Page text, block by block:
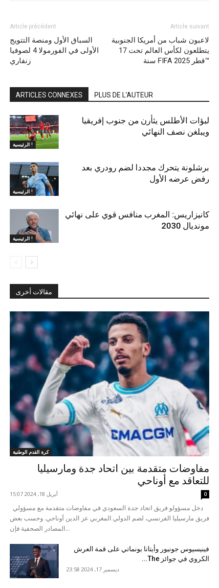
Article précédent
السباق الأول ومنصة التتويج
الأولى في الفورمولا 4 لصوفيا
زنفاري
Article suivant
لاعبون شباب من أمريكا الجنوبية
يتطلعون لكأس العالم تحت 17
سنة FIFA قطر 2025™
ARTICLES CONNEXES PLUS DE L'AUTEUR
الرئيسية !
لبؤات الأطلس يثأرن من جنوب إفريقيا
ويبلغن نصف النهائي
الرئيسية !
برشلونة يتحرك مجددا لضم رودري بعد
رفض عرضه الأول
الرئيسية !
كانيزاريس: المغرب منافس قوي على نهائي
مونديال 2030
مقالات أخرى
كرة القدم الوطنية
مفاوضات متقدمة بين اتحاد جدة ومارسيليا
للتعاقد مع أوناحي
أبريل 18, 2024 15:07 0
فريق مارسيليا الفرنسي، لضم الدولي المغربي عز الدين أوناحي. وحسب بعض
المصادر الصحفية فإن...
فينيسيوس جونيور وأيتانا بونماتي على قمة العرش
الكروي في جوائز The...
ديسمبر 17, 2024 23:58